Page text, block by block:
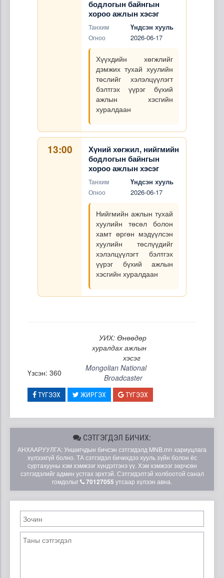
бодлогын байнгын
хороо ажлын хэсэг
Танхим Үндсэн хууль
Огноо 2026-06-17
Хүүхдийн хөгжлийг
дэмжих тухай хуулийн
төслийг хэлэлцүүлэгт
бэлтгэх үүрэг бүхий
ажлын хэсгийн
хуралдаан
13:00
Хүний хөгжил, нийгмийн
бодлогын байнгын
хороо ажлын хэсэг
Танхим Үндсэн хууль
Огноо 2026-06-17
Нийгмийн ажлын тухай
хуулийн төсөл болон
хамт өргөн мэдүүлсэн
хуулийн төслүүдийг
хэлэлцүүлэгт бэлтгэх
үүрэг бүхий ажлын
хэсгийн хуралдаан
УИХ: Өнөөдөр
хуралдах ажлын
хэсэг
Үзсэн: 360
Mongolian National
Broadcaster
ТҮГЭЭХ ЖИРГЭХ ТҮГЭЭХ
СЭТГЭГДЭЛ БИЧИХ:
АНХААРУУЛГА: Уншигчдын бичсэн сэтгэгдэлд MNB.mn хариуцлага
хүлээхгүй болно. ТА сэтгэгдэл бичихдээ хууль зүйн болон ёс
суртахууны хэм хэмжээг хүндэтгэнэ үү. Хэм хэмжээг зөрчсөн
сэтгэгдэлийг админ устгах эрхтэй. Сэтгэгдэлтэй холбоотой санал
гомдолыг
70127055 утсаар хүлээн авна.